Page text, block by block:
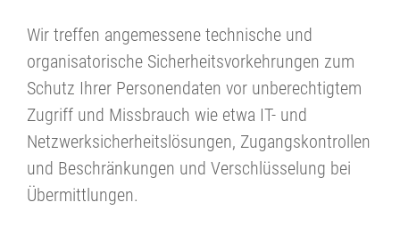
Wir treffen angemessene technische und
organisatorische Sicherheitsvorkehrungen zum
Schutz Ihrer Personendaten vor unberechtigtem
Zugriff und Missbrauch wie etwa IT- und
Netzwerksicherheitslösungen, Zugangskontrollen
und Beschränkungen und Verschlüsselung bei
Übermittlungen.